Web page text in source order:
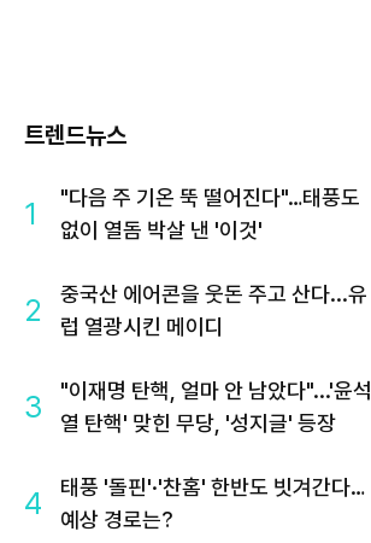
트렌드뉴스
1
"다음 주 기온 뚝 떨어진다"…태풍도
없이 열돔 박살 낸 '이것'
2
중국산 에어콘을 웃돈 주고 산다...유
럽 열광시킨 메이디
3
"이재명 탄핵, 얼마 안 남았다"...'윤석
열 탄핵' 맞힌 무당, '성지글' 등장
4
태풍 '돌핀'·'찬홈' 한반도 빗겨간다…
예상 경로는?